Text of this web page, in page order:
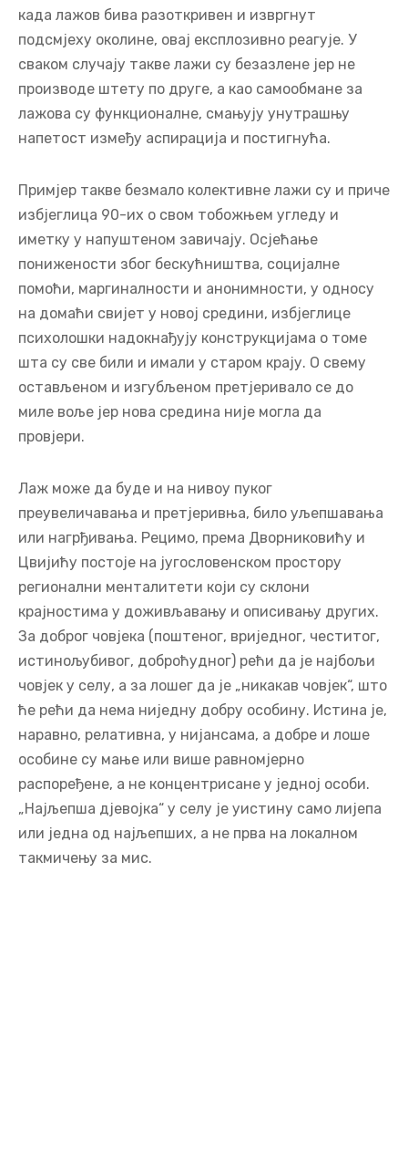
када лажов бива разоткривен и извргнут
подсмјеху околине, овај експлозивно реагује. У
сваком случају такве лажи су безазлене јер не
производе штету по друге, а као самообмане за
лажова су функционалне, смањују унутрашњу
напетост између аспирација и постигнућа.
Примјер такве безмало колективне лажи су и приче
избјеглица 90-их о свом тобожњем угледу и
иметку у напуштеном завичају. Осјећање
понижености због бескућништва, социјалне
помоћи, маргиналности и анонимности, у односу
на домаћи свијет у новој средини, избјеглице
психолошки надокнађују конструкцијама о томе
шта су све били и имали у старом крају. О свему
остављеном и изгубљеном претјеривало се до
миле воље јер нова средина није могла да
провјери.
Лаж може да буде и на нивоу пуког
преувеличавања и претјеривња, било уљепшавања
или нагрђивања. Рецимо, према Дворниковићу и
Цвијићу постоје на југословенском простору
регионални менталитети који су склони
крајностима у доживљавању и описивању других.
За доброг човјека (поштеног, вриједног, честитог,
истинољубивог, доброћудног) рећи да је најбољи
човјек у селу, а за лошег да је „никакав човјек“, што
ће рећи да нема ниједну добру особину. Истина је,
наравно, релативна, у нијансама, а добре и лоше
особине су мање или више равномјерно
распоређене, а не концентрисане у једној особи.
„Најљепша дјевојка“ у селу је уистину само лијепа
или једна од најљепших, а не прва на локалном
такмичењу за мис.